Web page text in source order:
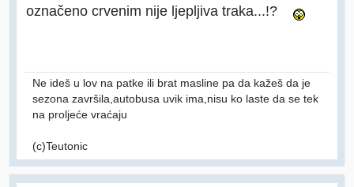
označeno crvenim nije ljepljiva traka...!?
Ne ideš u lov na patke ili brat masline pa da kažeš da je
sezona završila,autobusa uvik ima,nisu ko laste da se tek
na proljeće vraćaju
(c)Teutonic